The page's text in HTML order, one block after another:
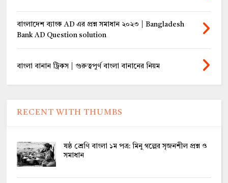
বাংলাদেশ ব্যাংক AD এর প্রশ্ন সমাধান ২০২৩ | Bangladesh
Bank AD Question solution
বাংলা বানান ট্রিকস | গুরুত্বপূর্ণ বাংলা বানানের নিয়ম
RECENT WITH THUMBS
ষষ্ঠ শ্রেণি বাংলা ১ম পত্র: মিনু গল্পের সৃজনশীল প্রশ্ন ও
সমাধান